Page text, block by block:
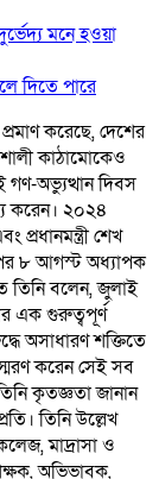
দিতে পারে
করেছে, দেশের
কাঠামোকেও
অভ্যুত্থান দিবস
করেন। ২০২৪
শেখ
পর ৮ আগস্ট অধ্যাপক
তিনি বলেন, জুলাই
এক গুরুত্বপূর্ণ
অসাধারণ শক্তিতে
করেন সেই সব
কৃতজ্ঞতা জানান
তিনি উল্লেখ
মাদ্রাসা ও
অভিভাবক,